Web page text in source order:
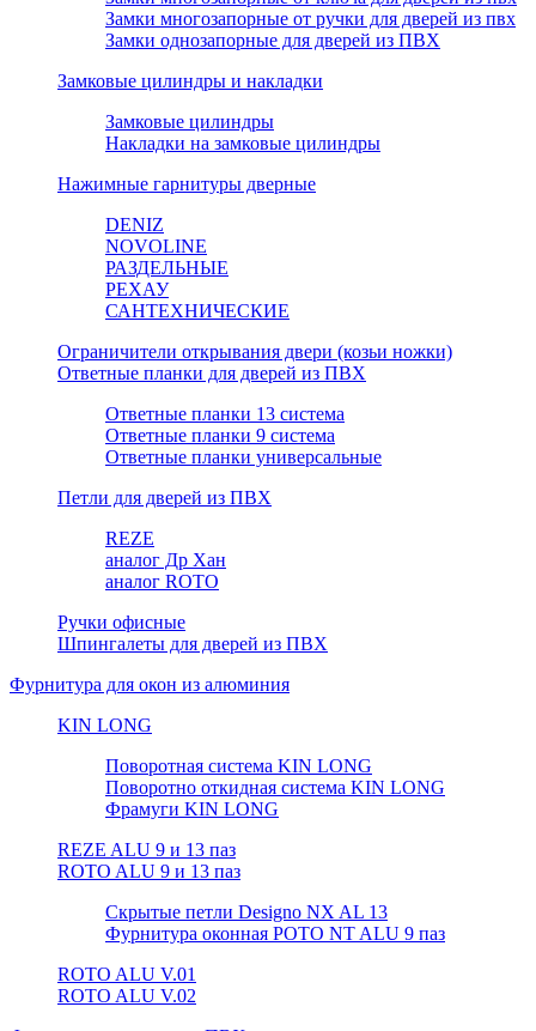
Замки многозапорные от ручки для дверей из пвх
Замки однозапорные для дверей из ПВХ
Замковые цилиндры и накладки
Замковые цилиндры
Накладки на замковые цилиндры
Нажимные гарнитуры дверные
DENIZ
NOVOLINE
РАЗДЕЛЬНЫЕ
РЕХАУ
САНТЕХНИЧЕСКИЕ
Ограничители открывания двери (козьи ножки)
Ответные планки для дверей из ПВХ
Ответные планки 13 система
Ответные планки 9 система
Ответные планки универсальные
Петли для дверей из ПВХ
REZE
аналог Др Хан
аналог ROTO
Ручки офисные
Шпингалеты для дверей из ПВХ
Фурнитура для окон из алюминия
KIN LONG
Поворотная система KIN LONG
Поворотно откидная система KIN LONG
Фрамуги KIN LONG
REZE ALU 9 и 13 паз
ROTO ALU 9 и 13 паз
Скрытые петли Designo NX AL 13
Фурнитура оконная РОТО NT ALU 9 паз
ROTO ALU V.01
ROTO ALU V.02